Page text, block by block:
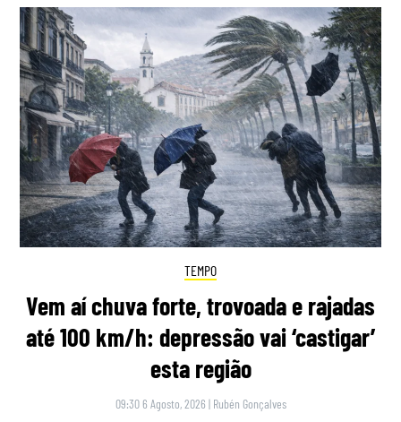
TEMPO
Vem aí chuva forte, trovoada e rajadas
até 100 km/h: depressão vai ‘castigar’
esta região
09:30 6 Agosto, 2026 | Rubén Gonçalves